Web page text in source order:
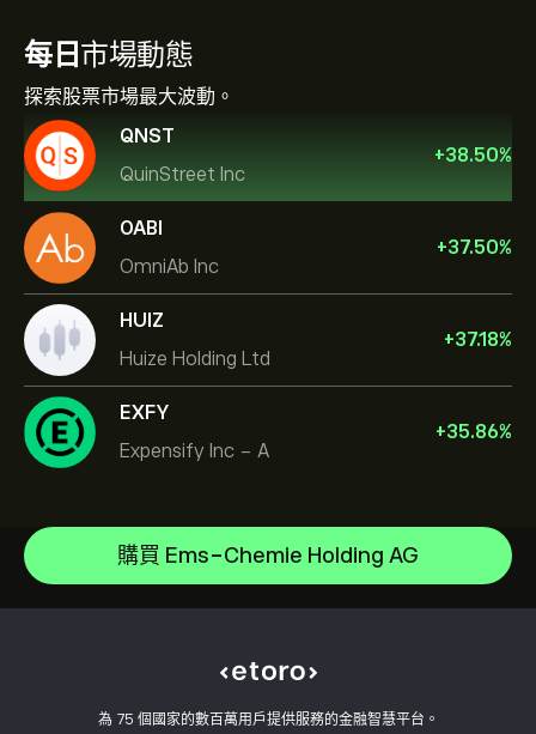
每日 市場動態
探索股票市場最大波動。
QNST
QuinStreet Inc
+38.50%
OABI
OmniAb Inc
+37.50%
HUIZ
Huize Holding Ltd
+37.18%
EXFY
Expensify Inc - A
+35.86%
購買 Ems-Chemie Holding AG
為 75 個國家的數百萬用戶提供服務的金融智慧平台。
NVIDIA Corporation
Microsoft
Apple
如何存款
如何提款
開設帳戶
用戶端漏洞
CopyTrading 如何運作
負責任的交易
為什麼選擇 eToro
我們的辦事處